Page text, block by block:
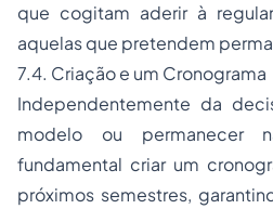
que cogitam aderir à
aquelas que pretendem
7.4. Criação e um Cronograma
Independentemente da
modelo ou permanecer
fundamental criar um
próximos semestres,